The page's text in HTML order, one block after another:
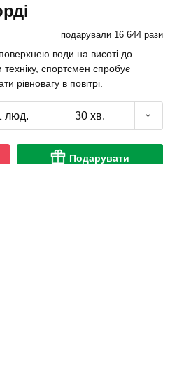
подарували 16 644 рази
води на висоті до
спортсмен спробує
рівновагу в повітрі.
люд. 30 хв.
Подарувати